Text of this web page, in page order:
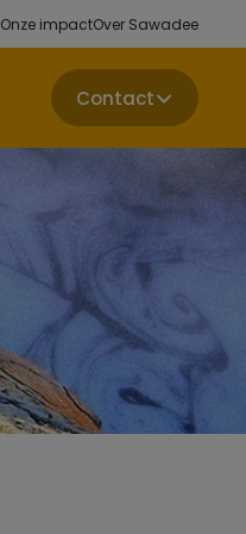
Onze impactOver Sawadee
Contact